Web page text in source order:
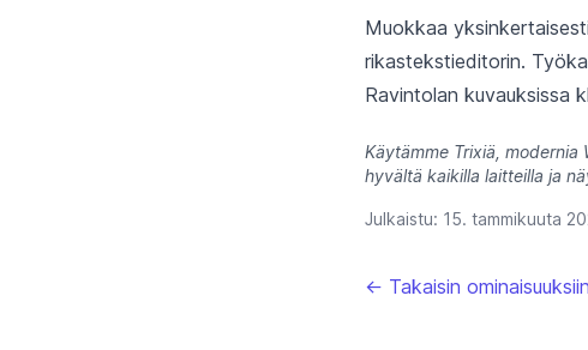
Muokkaa
rikastekstieditorin.
Ravintolan kuvauksissa
Käytämme Trixiä, modernia
hyvältä kaikilla laitteilla ja
Julkaistu: 15. tammikuuta
← Takaisin ominaisuuksiin